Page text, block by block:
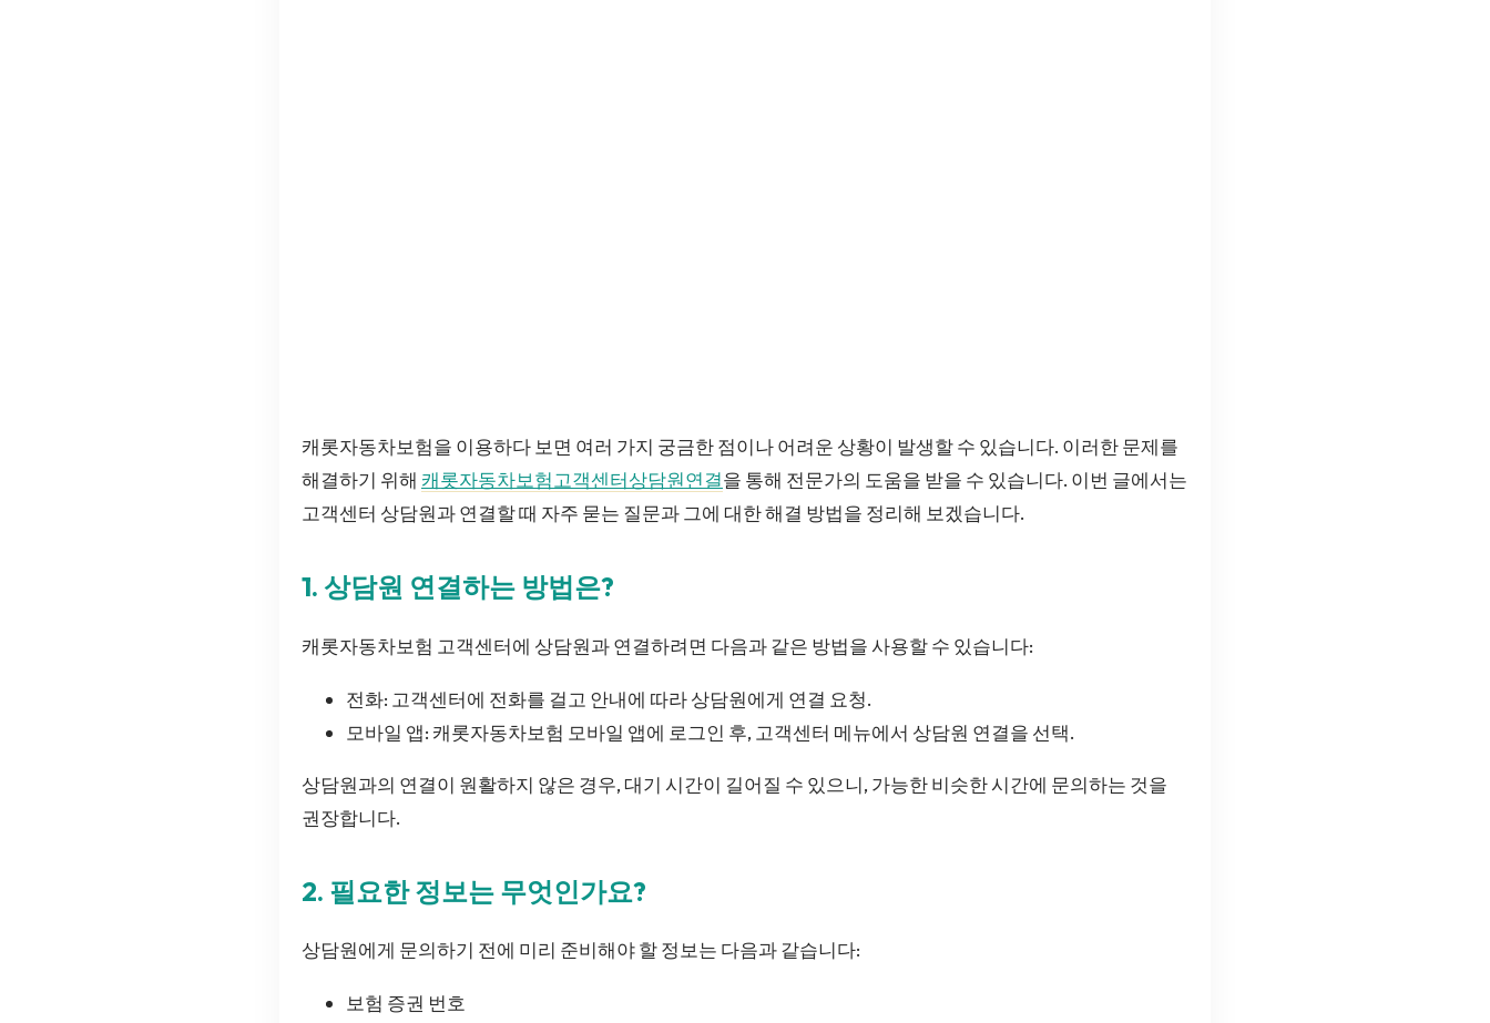
캐롯자동차보험을 이용하다 보면 여러 가지 궁금한 점이나 어려운 상황이 발생할 수 있습니다. 이러한 문제를
해결하기 위해 캐롯자동차보험고객센터상담원연결을 통해 전문가의 도움을 받을 수 있습니다. 이번 글에서는
고객센터 상담원과 연결할 때 자주 묻는 질문과 그에 대한 해결 방법을 정리해 보겠습니다.
1. 상담원 연결하는 방법은?
캐롯자동차보험 고객센터에 상담원과 연결하려면 다음과 같은 방법을 사용할 수 있습니다:
전화: 고객센터에 전화를 걸고 안내에 따라 상담원에게 연결 요청.
모바일 앱: 캐롯자동차보험 모바일 앱에 로그인 후, 고객센터 메뉴에서 상담원 연결을 선택.
상담원과의 연결이 원활하지 않은 경우, 대기 시간이 길어질 수 있으니, 가능한 비슷한 시간에 문의하는 것을
권장합니다.
2. 필요한 정보는 무엇인가요?
상담원에게 문의하기 전에 미리 준비해야 할 정보는 다음과 같습니다:
보험 증권 번호